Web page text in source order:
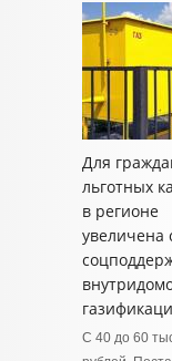
Для
льготных
в регионе
увеличена
С 40 до 60